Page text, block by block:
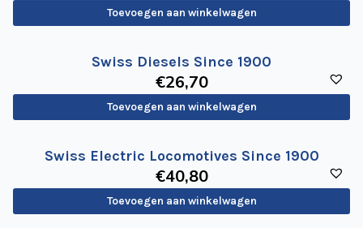
Toevoegen aan winkelwagen
Swiss Diesels Since 1900
€26,70
Toevoegen aan winkelwagen
Swiss Electric Locomotives Since 1900
€40,80
Toevoegen aan winkelwagen